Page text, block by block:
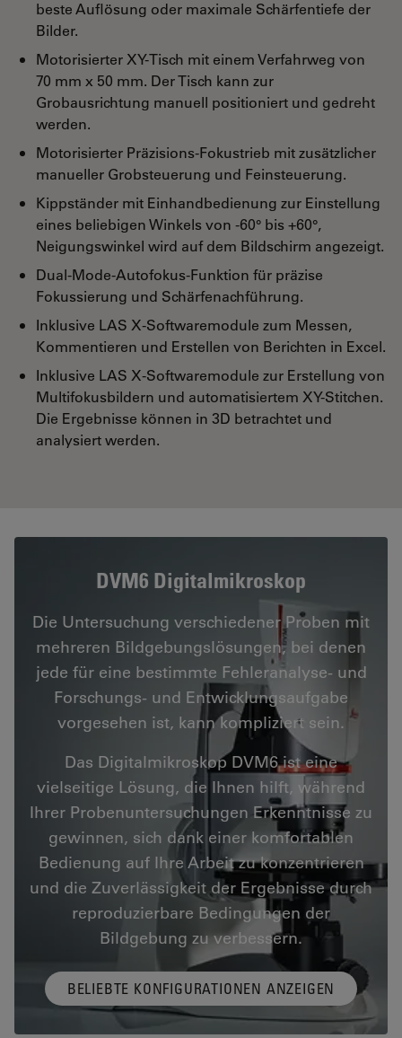
beste Auflösung oder maximale Schärfentiefe der
Bilder.
Motorisierter XY-Tisch mit einem Verfahrweg von
70 mm x 50 mm. Der Tisch kann zur
Grobausrichtung manuell positioniert und gedreht
werden.
Motorisierter Präzisions-Fokustrieb mit zusätzlicher
manueller Grobsteuerung und Feinsteuerung.
Kippständer mit Einhandbedienung zur Einstellung
eines beliebigen Winkels von -60° bis +60°,
Neigungswinkel wird auf dem Bildschirm angezeigt.
Dual-Mode-Autofokus-Funktion für präzise
Fokussierung und Schärfenachführung.
Inklusive LAS X-Softwaremodule zum Messen,
Kommentieren und Erstellen von Berichten in Excel.
Inklusive LAS X-Softwaremodule zur Erstellung von
Multifokusbildern und automatisiertem XY-Stitchen.
Die Ergebnisse können in 3D betrachtet und
analysiert werden.
DVM6 Digitalmikroskop
Die Untersuchung verschiedener Proben mit
mehreren Bildgebungslösungen, bei denen
jede für eine bestimmte Fehleranalyse- und
Forschungs- und Entwicklungsaufgabe
vorgesehen ist, kann kompliziert sein.
Das Digitalmikroskop DVM6 ist eine
vielseitige Lösung, die Ihnen hilft, während
Ihrer Probenuntersuchungen Erkenntnisse zu
gewinnen, sich dank einer komfortablen
Bedienung auf Ihre Arbeit zu konzentrieren
und die Zuverlässigkeit der Ergebnisse durch
reproduzierbare Bedingungen der
Bildgebung zu verbessern.
BELIEBTE KONFIGURATIONEN ANZEIGEN